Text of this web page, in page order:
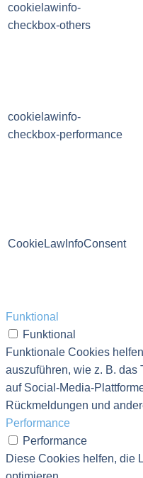
cookielawinfo-
checkbox-others
cookielawinfo-
checkbox-performance
CookieLawInfoConsent
Funktional
Funktional
Funktionale Cookies
auszuführen, wie z. B. das
auf Social-Media-
Rückmeldungen und
Performance
Performance
Diese Cookies helfen, die